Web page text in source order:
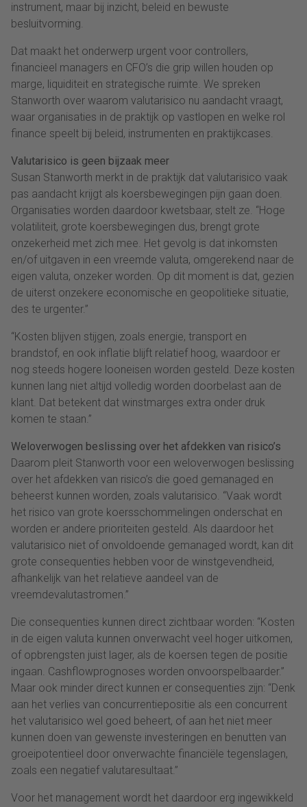
instrument, maar bij inzicht, beleid en bewuste
besluitvorming.
Dat maakt het onderwerp urgent voor controllers,
financieel managers en CFO’s die grip willen houden op
marge, liquiditeit en strategische ruimte. We spreken
Stanworth over waarom valutarisico nu aandacht vraagt,
waar organisaties in de praktijk op vastlopen en welke rol
finance speelt bij beleid, instrumenten en praktijkcases.
Valutarisico is geen bijzaak meer
Susan Stanworth merkt in de praktijk dat valutarisico vaak
pas aandacht krijgt als koersbewegingen pijn gaan doen.
Organisaties worden daardoor kwetsbaar, stelt ze. “Hoge
volatiliteit, grote koersbewegingen dus, brengt grote
onzekerheid met zich mee. Het gevolg is dat inkomsten
en/of uitgaven in een vreemde valuta, omgerekend naar de
eigen valuta, onzeker worden. Op dit moment is dat, gezien
de uiterst onzekere economische en geopolitieke situatie,
des te urgenter.”
“Kosten blijven stijgen, zoals energie, transport en
brandstof, en ook inflatie blijft relatief hoog, waardoor er
nog steeds hogere looneisen worden gesteld. Deze kosten
kunnen lang niet altijd volledig worden doorbelast aan de
klant. Dat betekent dat winstmarges extra onder druk
komen te staan.”
Weloverwogen beslissing over het afdekken van risico’s
Daarom pleit Stanworth voor een weloverwogen beslissing
over het afdekken van risico’s die goed gemanaged en
beheerst kunnen worden, zoals valutarisico. “Vaak wordt
het risico van grote koersschommelingen onderschat en
worden er andere prioriteiten gesteld. Als daardoor het
valutarisico niet of onvoldoende gemanaged wordt, kan dit
grote consequenties hebben voor de winstgevendheid,
afhankelijk van het relatieve aandeel van de
vreemdevalutastromen.”
Die consequenties kunnen direct zichtbaar worden: “Kosten
in de eigen valuta kunnen onverwacht veel hoger uitkomen,
of opbrengsten juist lager, als de koersen tegen de positie
ingaan. Cashflowprognoses worden onvoorspelbaarder.”
Maar ook minder direct kunnen er consequenties zijn: “Denk
aan het verlies van concurrentiepositie als een concurrent
het valutarisico wel goed beheert, of aan het niet meer
kunnen doen van gewenste investeringen en benutten van
groeipotentieel door onverwachte financiële tegenslagen,
zoals een negatief valutaresultaat.”
Voor het management wordt het daardoor erg ingewikkeld